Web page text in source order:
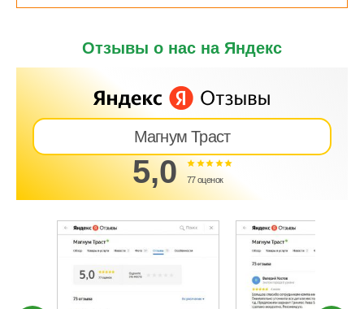
Отзывы о нас на Яндекс
Магнум Траст
5,0 77 оценок